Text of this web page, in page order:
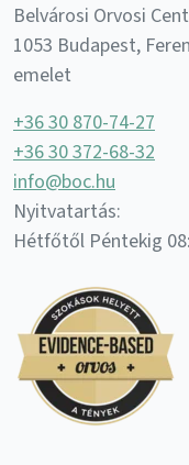
Belvárosi Orvosi
1053 Budapest,
emelet
+36 30 870-74-27
+36 30 372-68-32
info@boc.hu
Nyitvatartás:
Hétfőtől Péntekig